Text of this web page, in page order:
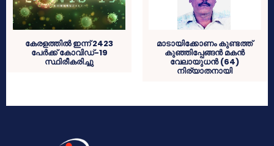
കേരളത്തില്‍ ഇന്ന് 2423
പേര്‍ക്ക് കോവിഡ്-19
സ്ഥിരീകരിച്ചു
മാടായിക്കോണം കുണ്ടത്ത്
കുഞ്ഞിപ്പേങ്ങൻ മകൻ
വേലായുധൻ (64)
നിര്യാതനായി